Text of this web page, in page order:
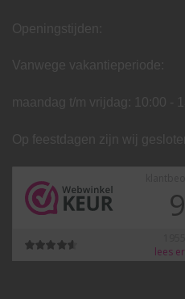
Openingstijden:
Vanwege vakantieperiode:
maandag t/m vrijdag: 10:00 -
Op feestdagen zijn wij